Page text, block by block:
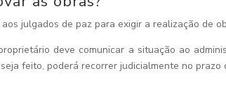
julgados de paz para exigir a realização de
deve comunicar a situação ao
feito, poderá recorrer judicialmente no prazo